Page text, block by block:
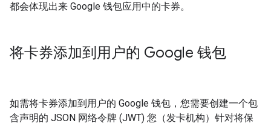
都会体现出来 Google 钱包应用中的卡券。
将卡券添加到用户的 Google 钱包
如需将卡券添加到用户的 Google 钱包，您需要创建一个包
含声明的 JSON 网络令牌 (JWT) 您（发卡机构）针对将保